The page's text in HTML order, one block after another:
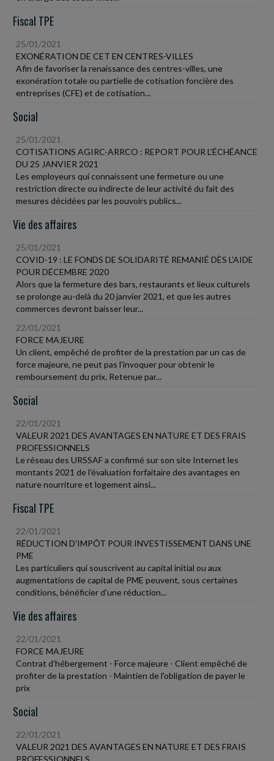
Fiscal TPE
25/01/2021
EXONÉRATION DE CET EN CENTRES-VILLES
Afin de favoriser la renaissance des centres-villes, une
exonération totale ou partielle de cotisation foncière des
entreprises (CFE) et de cotisation...
Social
25/01/2021
COTISATIONS AGIRC-ARRCO : REPORT POUR L'ÉCHÉANCE
DU 25 JANVIER 2021
Les employeurs qui connaissent une fermeture ou une
restriction directe ou indirecte de leur activité du fait des
mesures décidées par les pouvoirs publics...
Vie des affaires
25/01/2021
COVID-19 : LE FONDS DE SOLIDARITÉ REMANIÉ DÈS L'AIDE
POUR DÉCEMBRE 2020
Alors que la fermeture des bars, restaurants et lieux culturels
se prolonge au-delà du 20 janvier 2021, et que les autres
commerces devront baisser leur...
22/01/2021
FORCE MAJEURE
Un client, empêché de profiter de la prestation par un cas de
force majeure, ne peut pas l'invoquer pour obtenir le
remboursement du prix. Retenue par...
Social
22/01/2021
VALEUR 2021 DES AVANTAGES EN NATURE ET DES FRAIS
PROFESSIONNELS
Le réseau des URSSAF a confirmé sur son site Internet les
montants 2021 de l'évaluation forfaitaire des avantages en
nature nourriture et logement ainsi...
Fiscal TPE
22/01/2021
RÉDUCTION D'IMPÔT POUR INVESTISSEMENT DANS UNE
PME
Les particuliers qui souscrivent au capital initial ou aux
augmentations de capital de PME peuvent, sous certaines
conditions, bénéficier d'une réduction...
Vie des affaires
22/01/2021
FORCE MAJEURE
Contrat d'hébergement - Force majeure - Client empêché de
profiter de la prestation - Maintien de l'obligation de payer le
prix
Social
22/01/2021
VALEUR 2021 DES AVANTAGES EN NATURE ET DES FRAIS
PROFESSIONNELS